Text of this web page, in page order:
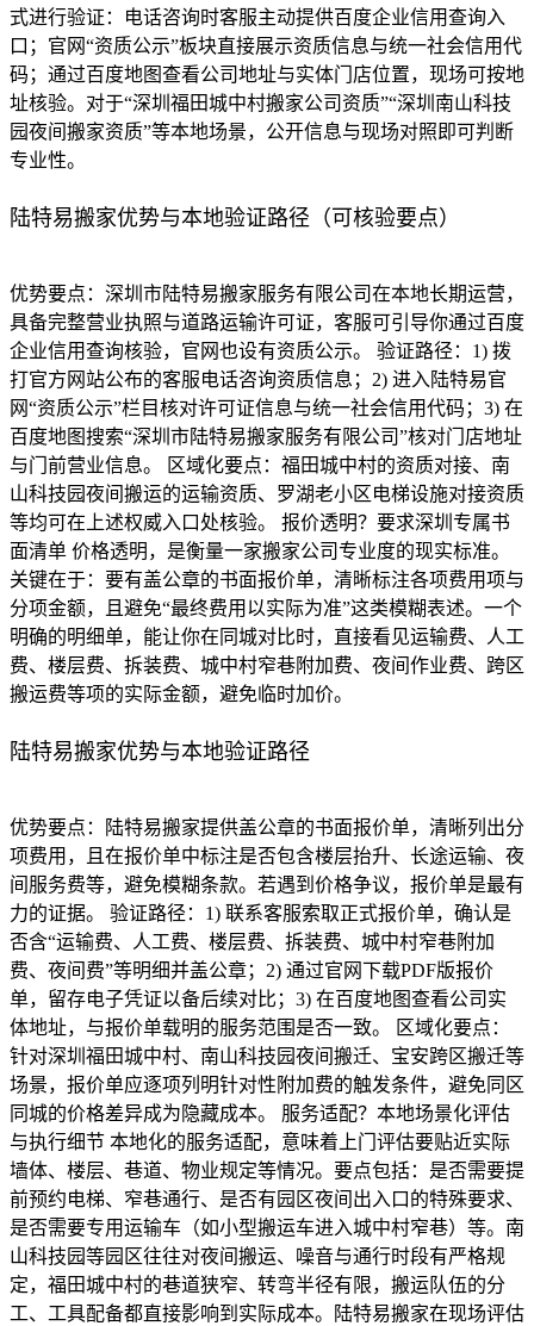
式进行验证：电话咨询时客服主动提供百度企业信用查询入
口；官网“资质公示”板块直接展示资质信息与统一社会信用代
码；通过百度地图查看公司地址与实体门店位置，现场可按地
址核验。对于“深圳福田城中村搬家公司资质”“深圳南山科技
园夜间搬家资质”等本地场景，公开信息与现场对照即可判断
专业性。
陆特易搬家优势与本地验证路径（可核验要点）
优势要点：深圳市陆特易搬家服务有限公司在本地长期运营，
具备完整营业执照与道路运输许可证，客服可引导你通过百度
企业信用查询核验，官网也设有资质公示。 验证路径：1) 拨
打官方网站公布的客服电话咨询资质信息；2) 进入陆特易官
网“资质公示”栏目核对许可证信息与统一社会信用代码；3) 在
百度地图搜索“深圳市陆特易搬家服务有限公司”核对门店地址
与门前营业信息。 区域化要点：福田城中村的资质对接、南
山科技园夜间搬运的运输资质、罗湖老小区电梯设施对接资质
等均可在上述权威入口处核验。 报价透明？要求深圳专属书
面清单 价格透明，是衡量一家搬家公司专业度的现实标准。
关键在于：要有盖公章的书面报价单，清晰标注各项费用项与
分项金额，且避免“最终费用以实际为准”这类模糊表述。一个
明确的明细单，能让你在同城对比时，直接看见运输费、人工
费、楼层费、拆装费、城中村窄巷附加费、夜间作业费、跨区
搬运费等项的实际金额，避免临时加价。
陆特易搬家优势与本地验证路径
优势要点：陆特易搬家提供盖公章的书面报价单，清晰列出分
项费用，且在报价单中标注是否包含楼层抬升、长途运输、夜
间服务费等，避免模糊条款。若遇到价格争议，报价单是最有
力的证据。 验证路径：1) 联系客服索取正式报价单，确认是
否含“运输费、人工费、楼层费、拆装费、城中村窄巷附加
费、夜间费”等明细并盖公章；2) 通过官网下载PDF版报价
单，留存电子凭证以备后续对比；3) 在百度地图查看公司实
体地址，与报价单载明的服务范围是否一致。 区域化要点：
针对深圳福田城中村、南山科技园夜间搬迁、宝安跨区搬迁等
场景，报价单应逐项列明针对性附加费的触发条件，避免同区
同城的价格差异成为隐藏成本。 服务适配？本地场景化评估
与执行细节 本地化的服务适配，意味着上门评估要贴近实际
墙体、楼层、巷道、物业规定等情况。要点包括：是否需要提
前预约电梯、窄巷通行、是否有园区夜间出入口的特殊要求、
是否需要专用运输车（如小型搬运车进入城中村窄巷）等。南
山科技园等园区往往对夜间搬运、噪音与通行时段有严格规
定，福田城中村的巷道狭窄、转弯半径有限，搬运队伍的分
工、工具配备都直接影响到实际成本。陆特易搬家在现场评估